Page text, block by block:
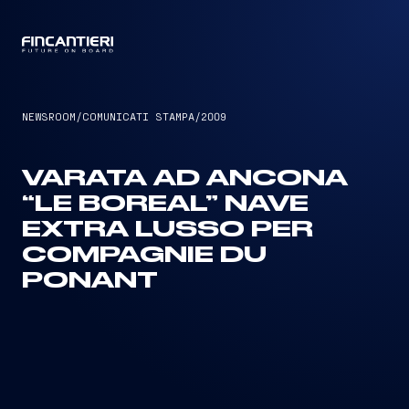
NEWSROOM /COMUNICATI STAMPA/2009
VARATA AD ANCONA
“LE BOREAL” NAVE
EXTRA LUSSO PER
COMPAGNIE DU
PONANT